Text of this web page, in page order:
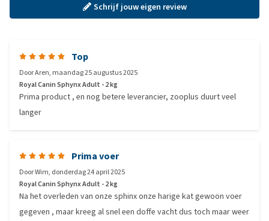
Schrijf jouw eigen review
Top
DoorAren, maandag 25 augustus 2025
Royal Canin Sphynx Adult - 2 kg
Prima product , en nog betere leverancier, zooplus duurt veel
langer
Prima voer
DoorWim, donderdag 24 april 2025
Royal Canin Sphynx Adult - 2 kg
Na het overleden van onze sphinx onze harige kat gewoon voer
gegeven , maar kreeg al snel een doffe vacht dus toch maar weer